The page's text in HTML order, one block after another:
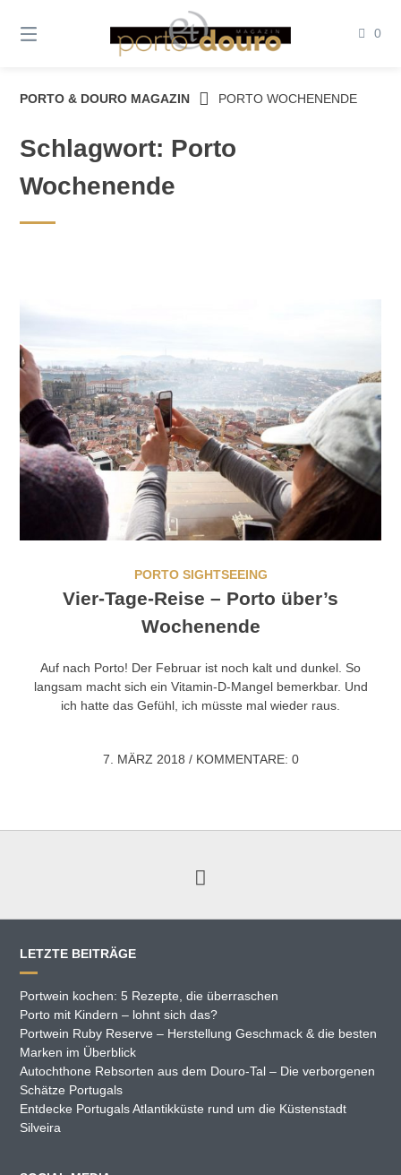
zum
Inhalt
0
PORTO & DOURO MAGAZIN PORTO WOCHENENDE
Schlagwort: Porto
Wochenende
PORTO SIGHTSEEING
Vier-Tage-Reise – Porto über’s
Wochenende
Auf nach Porto! Der Februar ist noch kalt und dunkel. So
langsam macht sich ein Vitamin-D-Mangel bemerkbar. Und
ich hatte das Gefühl, ich müsste mal wieder raus.
7. MÄRZ 2018 /KOMMENTARE: 0
LETZTE BEITRÄGE
Portwein kochen: 5 Rezepte, die überraschen
Porto mit Kindern – lohnt sich das?
Portwein Ruby Reserve – Herstellung Geschmack & die besten
Marken im Überblick
Autochthone Rebsorten aus dem Douro-Tal – Die verborgenen
Schätze Portugals
Entdecke Portugals Atlantikküste rund um die Küstenstadt
Silveira